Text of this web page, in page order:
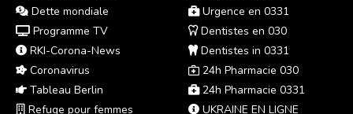
Dette mondiale
Programme TV
RKI-Corona-News
Coronavirus
Tableau Berlin
Refuge pour femmes
Urgence en 0331
Dentistes en 030
Dentistes in 0331
24h Pharmacie 030
24h Pharmacie 0331
UKRAINE EN LIGNE